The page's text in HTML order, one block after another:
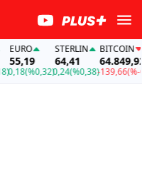
55,19
(%0,32)
STERLIN
64,41
0,24(%0,38)
BITCOIN
64.849,92
-139,66(%-